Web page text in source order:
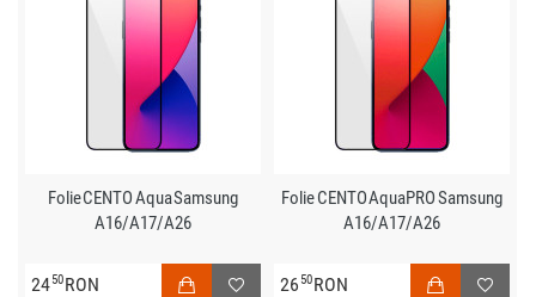
Folie CENTO Aqua Samsung
A16/A17/A26
2450RON
Folie CENTO AquaPRO Samsung
A16/A17/A26
26 50RON